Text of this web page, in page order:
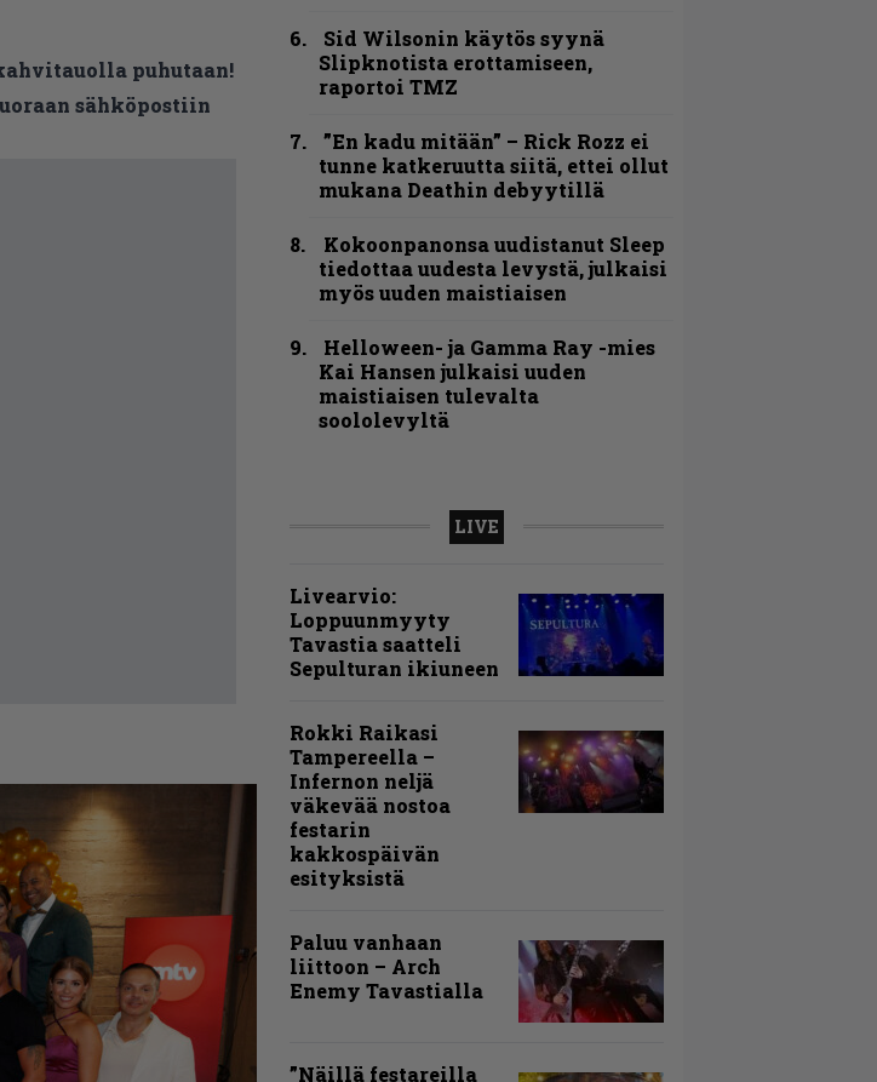
puhutaan!
sähköpostiin
Sid Wilsonin käytös syynä
Slipknotista erottamiseen,
raportoi TMZ
”En kadu mitään” – Rick Rozz ei
tunne katkeruutta siitä, ettei ollut
mukana Deathin debyytillä
Kokoonpanonsa uudistanut Sleep
tiedottaa uudesta levystä, julkaisi
myös uuden maistiaisen
Helloween- ja Gamma Ray -mies
Kai Hansen julkaisi uuden
maistiaisen tulevalta
soololevyltä
LIVE
Livearvio:
Loppuunmyyty
Tavastia saatteli
Sepulturan ikiuneen
Rokki Raikasi
Tampereella –
Infernon neljä
väkevää nostoa
festarin
kakkospäivän
esityksistä
Paluu vanhaan
liittoon – Arch
Enemy Tavastialla
”Näillä festareilla